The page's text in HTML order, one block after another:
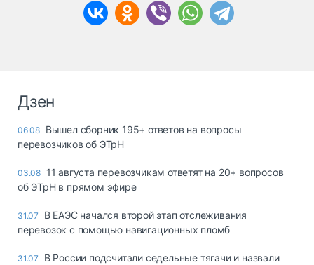
Дзен
06.08 Вышел сборник 195+ ответов на вопросы
перевозчиков об ЭТрН
03.08 11 августа перевозчикам ответят на 20+ вопросов
об ЭТрН в прямом эфире
31.07
В ЕАЭС начался второй этап отслеживания
перевозок с помощью навигационных пломб
31.07
В России подсчитали седельные тягачи и назвали